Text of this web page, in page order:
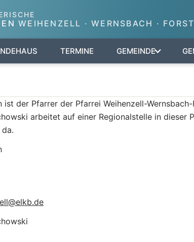
WEIHENZELL · WERNSBACH · FORST
TERMINE GEMEINDE
ist der Pfarrer der Pfarrei Weihenzell-Wernsbach-
arbeitet auf einer Regionalstelle in dieser